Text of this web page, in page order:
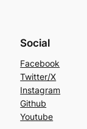
Social
Facebook
Twitter/X
Instagram
Github
Youtube